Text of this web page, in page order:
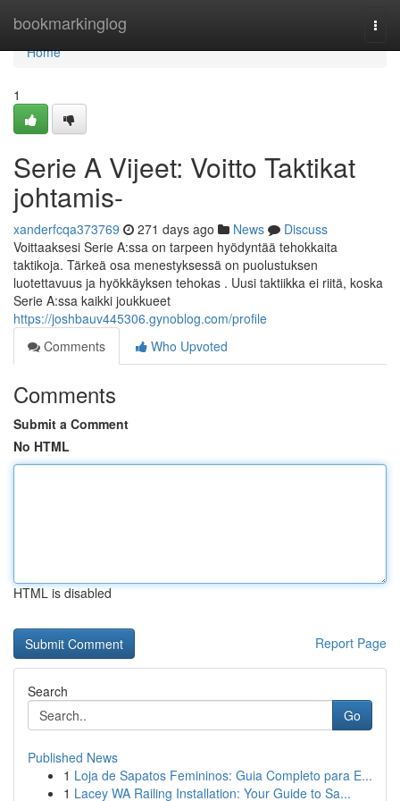
bookmarkinglog
Home
Home
1
Serie A Vijeet: Voitto Taktikat
johtamis-
xanderfcqa373769 271 days ago News
Discuss
Voittaaksesi Serie A:ssa on tarpeen hyödyntää tehokkaita
taktikoja. Tärkeä osa menestyksessä on puolustuksen
luotettavuus ja hyökkäyksen tehokas . Uusi taktiikka ei riitä, koska
Serie A:ssa kaikki joukkueet
https://joshbauv445306.gynoblog.com/profile
Comments
Who Upvoted
Comments
Submit a Comment
No HTML
HTML is disabled
Report Page
Search
Go
Published News
1 Loja de Sapatos Femininos: Guia Completo para E...
1 Lacey WA Railing Installation: Your Guide to Sa...